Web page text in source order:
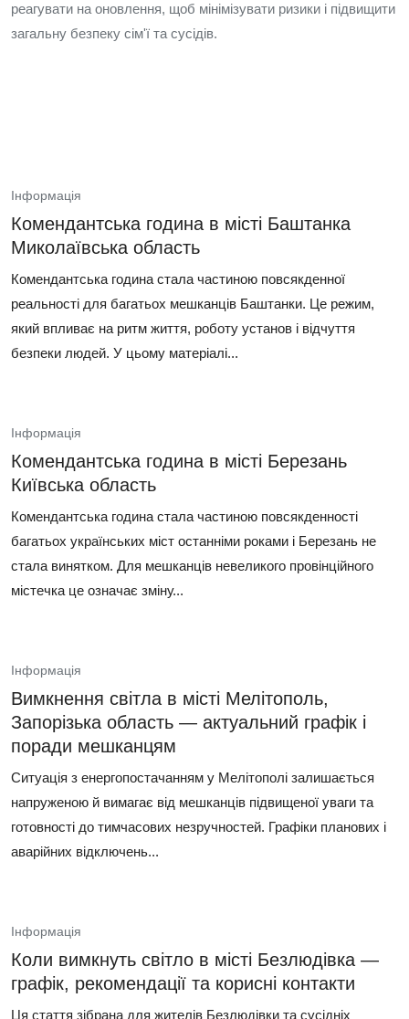
реагувати на оновлення, щоб мінімізувати ризики і підвищити
загальну безпеку сім'ї та сусідів.
Інформація
Комендантська година в місті Баштанка
Миколаївська область
Комендантська година стала частиною повсякденної
реальності для багатьох мешканців Баштанки. Це режим,
який впливає на ритм життя, роботу установ і відчуття
безпеки людей. У цьому матеріалі...
Інформація
Комендантська година в місті Березань
Київська область
Комендантська година стала частиною повсякденності
багатьох українських міст останніми роками і Березань не
стала винятком. Для мешканців невеликого провінційного
містечка це означає зміну...
Інформація
Вимкнення світла в місті Мелітополь,
Запорізька область — актуальний графік і
поради мешканцям
Ситуація з енергопостачанням у Мелітополі залишається
напруженою й вимагає від мешканців підвищеної уваги та
готовності до тимчасових незручностей. Графіки планових і
аварійних відключень...
Інформація
Коли вимкнуть світло в місті Безлюдівка —
графік, рекомендації та корисні контакти
Ця стаття зібрана для жителів Безлюдівки та сусідніх